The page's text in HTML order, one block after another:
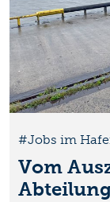
#Jobs im
Vom